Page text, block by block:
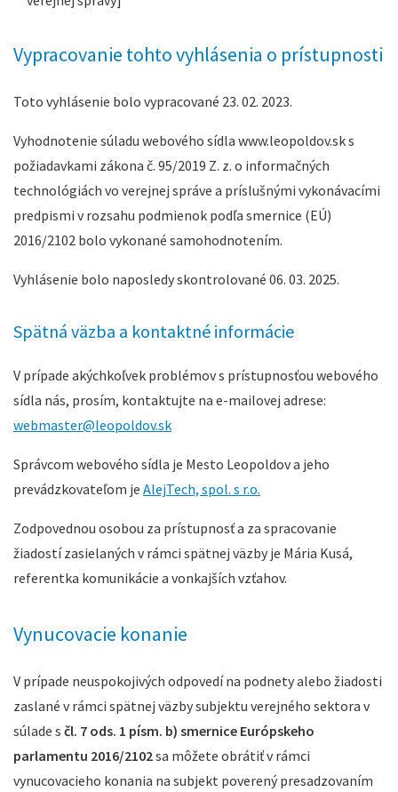
Vypracovanie tohto vyhlásenia o prístupnosti
Toto vyhlásenie bolo vypracované 23. 02. 2023.
Vyhodnotenie súladu webového sídla www.leopoldov.sk s
požiadavkami zákona č. 95/2019 Z. z. o informačných
technológiách vo verejnej správe a príslušnými vykonávacími
predpismi v rozsahu podmienok podľa smernice (EÚ)
2016/2102 bolo vykonané samohodnotením.
Vyhlásenie bolo naposledy skontrolované 06. 03. 2025.
Spätná väzba a kontaktné informácie
V prípade akýchkoľvek problémov s prístupnosťou webového
sídla nás, prosím, kontaktujte na e-mailovej adrese:
webmaster@leopoldov.sk
Správcom webového sídla je Mesto Leopoldov a jeho
prevádzkovateľom je AlejTech, spol. s r.o.
Zodpovednou osobou za prístupnosť a za spracovanie
žiadostí zasielaných v rámci spätnej väzby je Mária Kusá,
referentka komunikácie a vonkajších vzťahov.
Vynucovacie konanie
V prípade neuspokojivých odpovedí na podnety alebo žiadosti
zaslané v rámci spätnej väzby subjektu verejného sektora v
súlade s čl. 7 ods. 1 písm. b) smernice Európskeho
parlamentu 2016/2102sa môžete obrátiť v rámci
vynucovacieho konania na subjekt poverený presadzovaním